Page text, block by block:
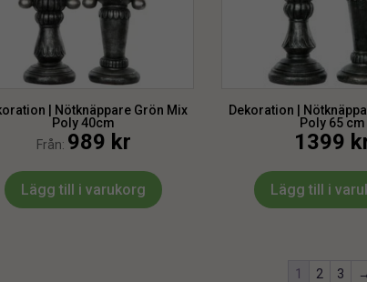
| Nötknäppare Grön Mix
Poly 40cm
Från: 989 kr
Lägg till i varukorg
Dekoration |
Poly 65 cm
1399
Lägg till i
1 2 3 →